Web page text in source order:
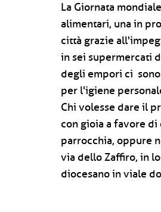
La Giornata
alimentari, una in
città grazie
in sei supermercati
degli empori ci
per l'igiene
Chi volesse dare il
con gioia a favore
parrocchia, oppure
via dello Zaffiro, in
diocesano in viale